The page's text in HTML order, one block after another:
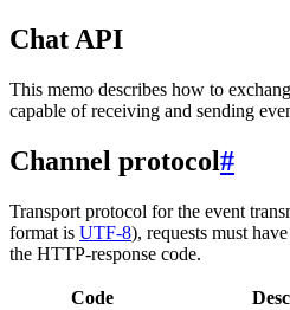
Chat API
This memo describes how to
capable of receiving and sending
Channel protocol#
Transport protocol for the event
format is UTF-8), requests must
the HTTP-response code.
Code